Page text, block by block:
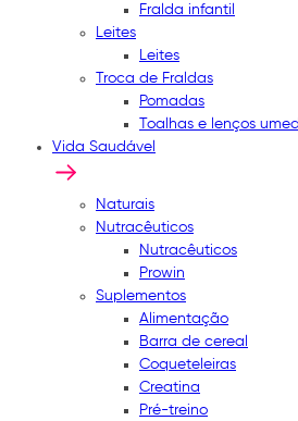
Fralda infantil
Leites
Leites
Troca de Fraldas
Pomadas
Toalhas e lenços
Vida Saudável
Naturais
Nutracêuticos
Nutracêuticos
Prowin
Suplementos
Alimentação
Barra de cereal
Coqueteleiras
Creatina
Pré-treino